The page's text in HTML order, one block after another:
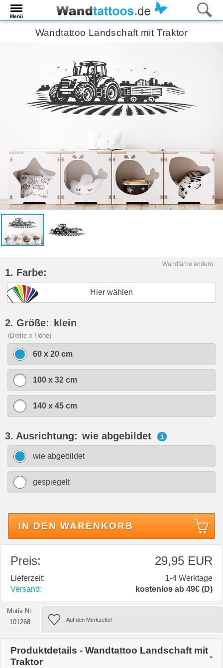
Menü
Wandtattoo Landschaft mit Traktor
Wandfarbe ändern
1. Farbe:
Hier wählen
2. Größe: klein
(Breite x Höhe)
60 x 20 cm
100 x 32 cm
140 x 45 cm
3. Ausrichtung: wie abgebildet i
wie abgebildet
gespiegelt
IN DEN WARENKORB
Preis: 29,95 EUR
Lieferzeit:
1-4 Werktage
Versand:
kostenlos ab 49€ (D)
Motiv Nr.
101268
Produktdetails - Wandtattoo Landschaft mit
Traktor